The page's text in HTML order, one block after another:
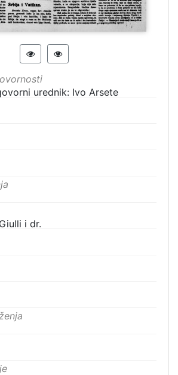
urednik: Ivo Arsete
i dr.